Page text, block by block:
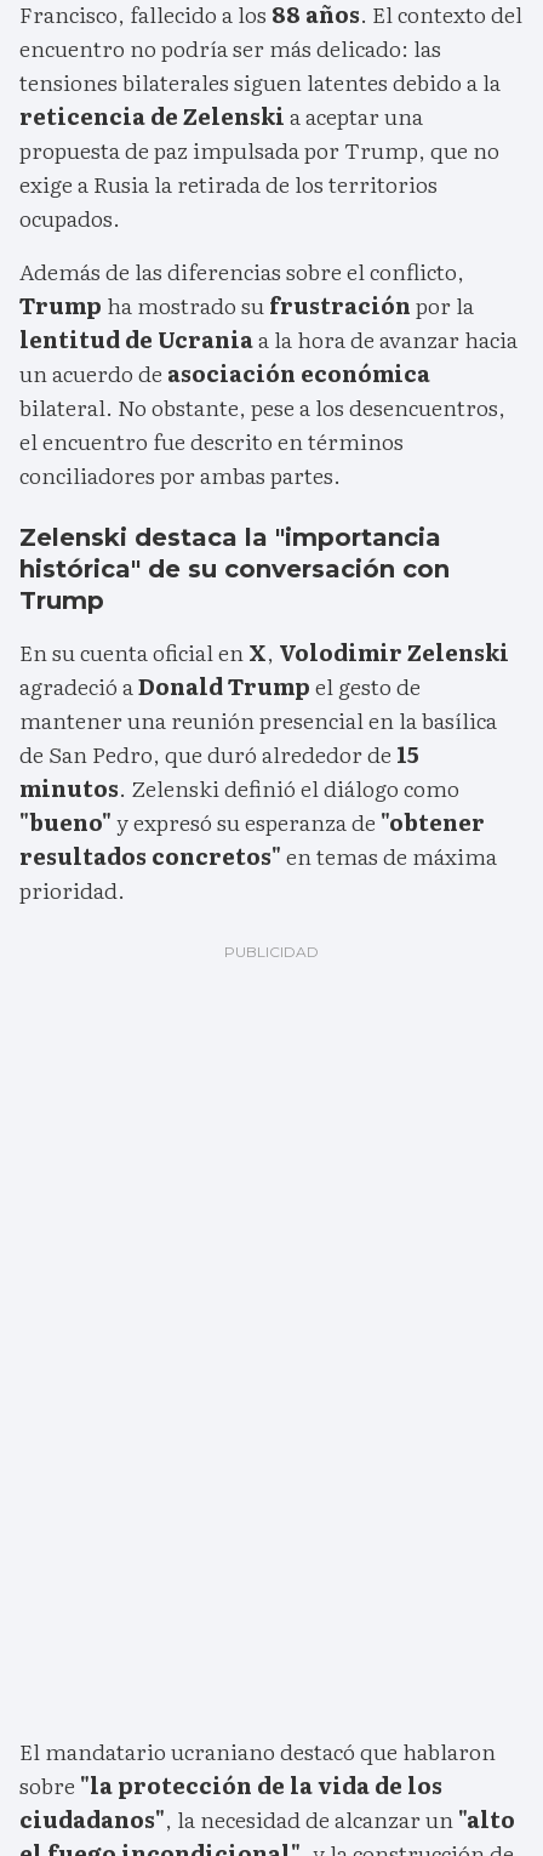
Francisco, fallecido a los 88 años. El contexto del
encuentro no podría ser más delicado: las
tensiones bilaterales siguen latentes debido a la
reticencia de Zelenskia aceptar una
propuesta de paz impulsada por Trump, que no
exige a Rusia la retirada de los territorios
ocupados.
Además de las diferencias sobre el conflicto,
Trump ha mostrado sufrustraciónpor la
lentitud de Ucraniaa la hora de avanzar hacia
un acuerdo de asociación económica
bilateral. No obstante, pese a los desencuentros,
el encuentro fue descrito en términos
conciliadores por ambas partes.
Zelenski destaca la "importancia
histórica" de su conversación con
Trump
En su cuenta oficial enX, Volodimir Zelenski
agradeció aDonald Trumpel gesto de
mantener una reunión presencial en la basílica
de San Pedro, que duró alrededor de 15
minutos. Zelenski definió el diálogo como
"bueno"y expresó su esperanza de "obtener
resultados concretos"en temas de máxima
prioridad.
El mandatario ucraniano destacó que hablaron
sobre "la protección de la vida de los
ciudadanos", la necesidad de alcanzar un"alto